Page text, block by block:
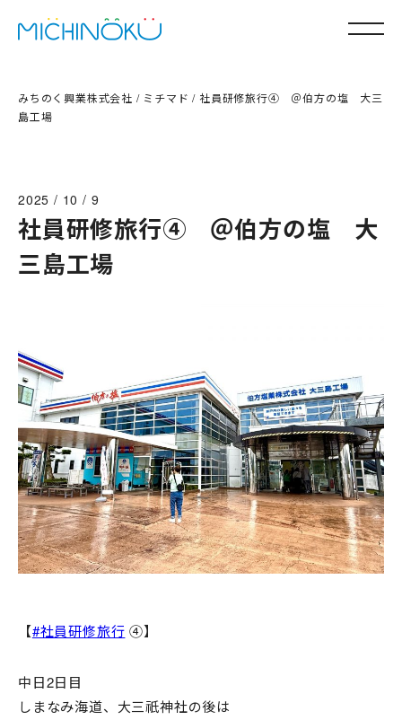
事業案内
会社情報
採用情報
ミチマド
お問い合わせ
みちのく興業株式会社 / ミチマド / 社員研修旅行④ ＠伯方の塩 大三
島工場
2025 / 10 / 9
社員研修旅行④ ＠伯方の塩 大
三島工場
【#社員研修旅行 ④】
中日2日目
しまなみ海道、大三祇神社の後は